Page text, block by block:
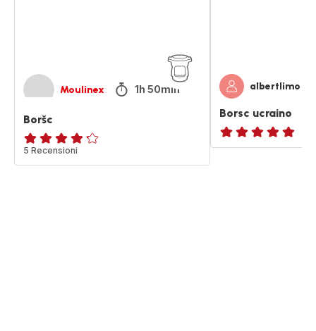
Moulinex 1h 50min
Boršc
ratings.4.2
5 Recensioni
albertlimo
Borsc ucraino
ratings.NaN